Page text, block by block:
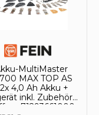
MultiMaster
MAX TOP AS
4,0 Ah Akku +
inkl. Zubehör
- 71293661000